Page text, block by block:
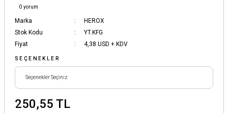
0 yorum
Marka
HEROX
Stok Kodu
YT.KFG
Fiyat
4,38 USD + KDV
SEÇENEKLER
250,55 TL